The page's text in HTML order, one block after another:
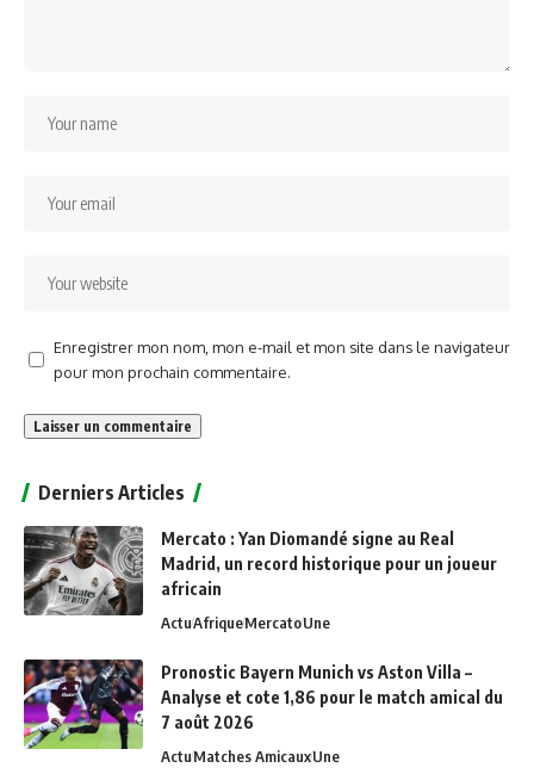
Enregistrer mon nom, mon e-mail et mon site dans le navigateur
pour mon prochain commentaire.
Derniers Articles
Mercato : Yan Diomandé signe au Real
Madrid, un record historique pour un joueur
africain
ActuAfriqueMercatoUne
Pronostic Bayern Munich vs Aston Villa –
Analyse et cote 1,86 pour le match amical du
7 août 2026
ActuMatches AmicauxUne